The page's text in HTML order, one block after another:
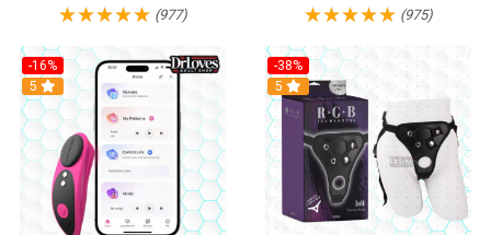
(977) (975)
-16%
Hot
5
-38%
Hot
5